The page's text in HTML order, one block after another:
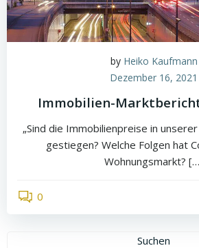
by Heiko Kaufmann
Dezember 16, 2021
Immobilien-
„Sind die Immobilienpreise in
gestiegen? Welche Folgen hat
Wohnungsmarkt?
0
Suchen